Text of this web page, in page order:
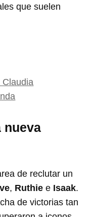
que suelen
Claudia
nueva
de reclutar un
, Ruthie e Isaak.
de victorias tan